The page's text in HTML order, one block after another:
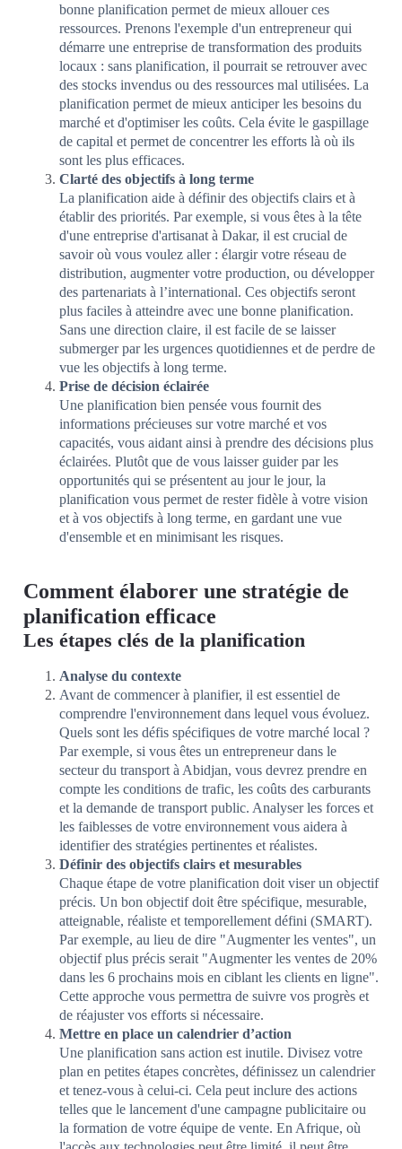
bonne planification permet de mieux allouer ces
ressources. Prenons l'exemple d'un entrepreneur qui
démarre une entreprise de transformation des produits
locaux : sans planification, il pourrait se retrouver avec
des stocks invendus ou des ressources mal utilisées. La
planification permet de mieux anticiper les besoins du
marché et d'optimiser les coûts. Cela évite le gaspillage
de capital et permet de concentrer les efforts là où ils
sont les plus efficaces.
Clarté des objectifs à long terme
La planification aide à définir des objectifs clairs et à
établir des priorités. Par exemple, si vous êtes à la tête
d'une entreprise d'artisanat à Dakar, il est crucial de
savoir où vous voulez aller : élargir votre réseau de
distribution, augmenter votre production, ou développer
des partenariats à l’international. Ces objectifs seront
plus faciles à atteindre avec une bonne planification.
Sans une direction claire, il est facile de se laisser
submerger par les urgences quotidiennes et de perdre de
vue les objectifs à long terme.
Prise de décision éclairée
Une planification bien pensée vous fournit des
informations précieuses sur votre marché et vos
capacités, vous aidant ainsi à prendre des décisions plus
éclairées. Plutôt que de vous laisser guider par les
opportunités qui se présentent au jour le jour, la
planification vous permet de rester fidèle à votre vision
et à vos objectifs à long terme, en gardant une vue
d'ensemble et en minimisant les risques.
Comment élaborer une stratégie de
planification efficace
Les étapes clés de la planification
Analyse du contexte
Avant de commencer à planifier, il est essentiel de
comprendre l'environnement dans lequel vous évoluez.
Quels sont les défis spécifiques de votre marché local ?
Par exemple, si vous êtes un entrepreneur dans le
secteur du transport à Abidjan, vous devrez prendre en
compte les conditions de trafic, les coûts des carburants
et la demande de transport public. Analyser les forces et
les faiblesses de votre environnement vous aidera à
identifier des stratégies pertinentes et réalistes.
Définir des objectifs clairs et mesurables
Chaque étape de votre planification doit viser un objectif
précis. Un bon objectif doit être spécifique, mesurable,
atteignable, réaliste et temporellement défini (SMART).
Par exemple, au lieu de dire "Augmenter les ventes", un
objectif plus précis serait "Augmenter les ventes de 20%
dans les 6 prochains mois en ciblant les clients en ligne".
Cette approche vous permettra de suivre vos progrès et
de réajuster vos efforts si nécessaire.
Mettre en place un calendrier d’action
Une planification sans action est inutile. Divisez votre
plan en petites étapes concrètes, définissez un calendrier
et tenez-vous à celui-ci. Cela peut inclure des actions
telles que le lancement d'une campagne publicitaire ou
la formation de votre équipe de vente. En Afrique, où